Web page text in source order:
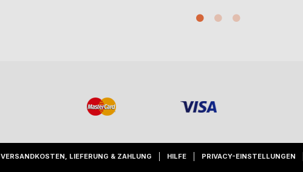
VERSANDKOSTEN, LIEFERUNG & ZAHLUNG HILFE PRIVACY-EINSTELLUNGEN